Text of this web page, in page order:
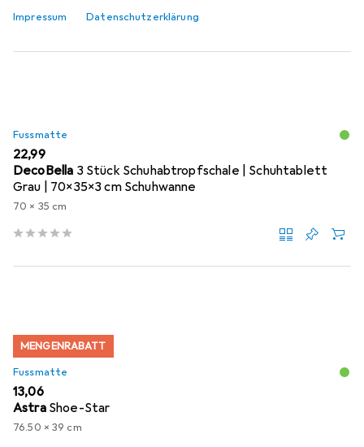
Impressum Datenschutzerklärung
Fussmatte
EUR
22,99
DecoBella 3 Stück Schuhabtropfschale | Schuhtablett
Grau | 70x35x3 cm Schuhwanne
70 x 35 cm
MENGENRABATT
Fussmatte
EUR
13,06
Astra Shoe-Star
76.50 x 39 cm